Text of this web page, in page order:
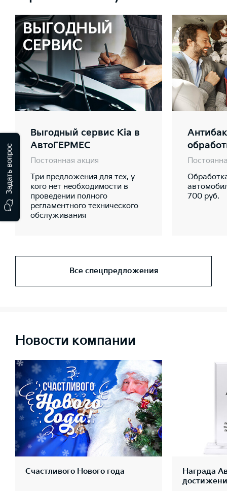
Выгодный сервис Kia в
АвтоГЕРМЕС
Постоянная акция
Три предложения для тех, у
кого нет необходимости в
проведении полного
регламентного технического
обслуживания
700 руб.
Все спецпредложения
Новости компании
Счастливого Нового года
Награда
Задать вопрос